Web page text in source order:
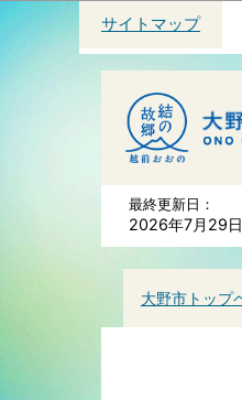
サイトマップ
最終更新日：
2026年7月29日
大野市トップ